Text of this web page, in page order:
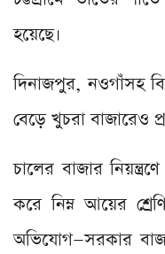
হয়েছে।
দিনাজপুর, নওগাঁসহ
বেড়ে খুচরা বাজারেও
চালের বাজার
করে নিম্ন আয়ের
অভিযোগ—সরকার